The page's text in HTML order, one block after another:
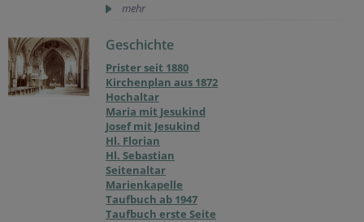
mehr
Geschichte
Prister seit 1880
Kirchenplan aus 1872
Hochaltar
Maria mit Jesukind
Josef mit Jesukind
Hl. Florian
Hl. Sebastian
Seitenaltar
Marienkapelle
Taufbuch ab 1947
Taufbuch erste Seite